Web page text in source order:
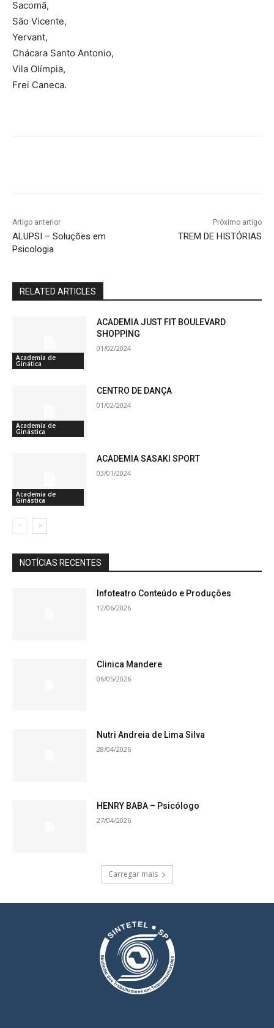
Sacomã,
São Vicente,
Yervant,
Chácara Santo Antonio,
Vila Olímpia,
Frei Caneca.
Artigo anterior
ALUPSI – Soluções em
Psicologia
Próximo artigo
TREM DE HISTÓRIAS
RELATED ARTICLES
Academia de
Ginática
ACADEMIA JUST FIT BOULEVARD
SHOPPING
01/02/2024
Academia de
Ginástica
CENTRO DE DANÇA
01/02/2024
Academia de
Ginástica
ACADEMIA SASAKI SPORT
03/01/2024
NOTÍCIAS RECENTES
Infoteatro Conteúdo e Produções
12/06/2026
Clinica Mandere
06/05/2026
Nutri Andreia de Lima Silva
28/04/2026
HENRY BABA – Psicólogo
27/04/2026
Carregar mais